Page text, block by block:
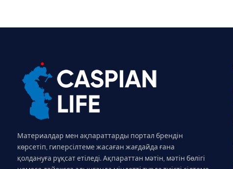
Материалдар мен ақпараттарды портал брендін
көрсетіп, гиперсілтеме жасаған жағдайда ғана
қолдануға рұқсат етіледі. Ақпараттан мәтін, мәтін бөлігі